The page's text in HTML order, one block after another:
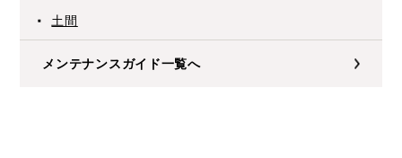
土間
メンテナンスガイド一覧へ